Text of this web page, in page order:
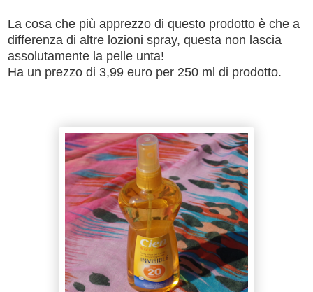
La cosa che più apprezzo di questo prodotto è che a
differenza di altre lozioni spray, questa non lascia
assolutamente la pelle unta!
Ha un prezzo di 3,99 euro per 250 ml di prodotto.